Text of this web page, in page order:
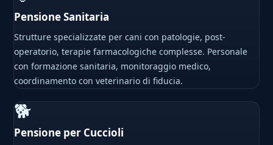
Pensione Sanitaria
Strutture specializzate per cani con patologie, post-
operatorio, terapie farmacologiche complesse. Personale
con formazione sanitaria, monitoraggio medico,
coordinamento con veterinario di fiducia.
🐕
Pensione per Cuccioli